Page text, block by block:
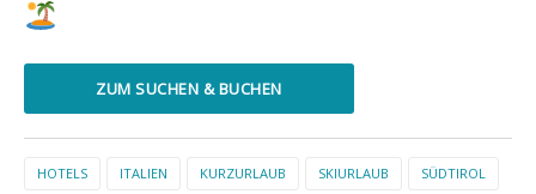
ZUM SUCHEN & BUCHEN
HOTELS ITALIEN KURZURLAUB SKIURLAUB SÜDTIROL